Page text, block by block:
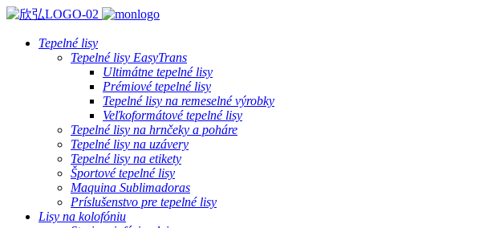
Tepelné lisy
Tepelné lisy EasyTrans
Ultimátne tepelné lisy
Prémiové tepelné lisy
Tepelné lisy na remeselné výrobky
Veľkoformátové tepelné lisy
Tepelné lisy na hrnčeky a poháre
Tepelné lisy na uzávery
Tepelné lisy na etikety
Športové tepelné lisy
Maquina Sublimadoras
Príslušenstvo pre tepelné lisy
Lisy na kolofóniu